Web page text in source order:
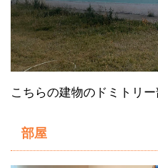
こちらの建物のドミトリー
部屋